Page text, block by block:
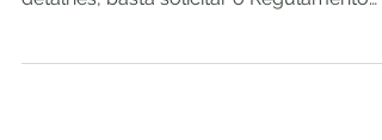
que todos estejam por dentro das regras
através do...